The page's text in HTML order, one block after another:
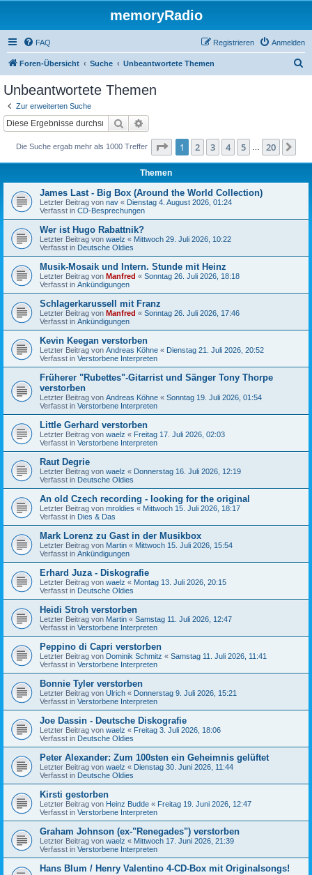
memoryRadio
FAQ Anmelden
Registrieren
Foren-Übersicht Suche Unbeantwortete Themen
Unbeantwortete Themen
Zur erweiterten Suche
Suche
Die Suche ergab mehr als 1000 Treffer Seite 1von 20
1 2 3 4 5 20
Themen
James Last - Big Box (Around the World Collection)
Letzter Beitrag von nav « Dienstag 4. August 2026, 01:24
Verfasst in CD-Besprechungen
Wer ist Hugo Rabattnik?
Letzter Beitrag von waelz « Mittwoch 29. Juli 2026, 10:22
Verfasst in Deutsche Oldies
Musik-Mosaik und Intern. Stunde mit Heinz
Letzter Beitrag von Manfred « Sonntag 26. Juli 2026, 18:18
Verfasst in Ankündigungen
Schlagerkarussell mit Franz
Letzter Beitrag von Manfred « Sonntag 26. Juli 2026, 17:46
Verfasst in Ankündigungen
Kevin Keegan verstorben
Letzter Beitrag von Andreas Köhne « Dienstag 21. Juli 2026, 20:52
Verfasst in Verstorbene Interpreten
Früherer "Rubettes"-Gitarrist und Sänger Tony Thorpe
verstorben
Letzter Beitrag von Andreas Köhne « Sonntag 19. Juli 2026, 01:54
Verfasst in Verstorbene Interpreten
Little Gerhard verstorben
Letzter Beitrag von waelz « Freitag 17. Juli 2026, 02:03
Verfasst in Verstorbene Interpreten
Raut Degrie
Letzter Beitrag von waelz « Donnerstag 16. Juli 2026, 12:19
Verfasst in Deutsche Oldies
An old Czech recording - looking for the original
Letzter Beitrag von mroldies « Mittwoch 15. Juli 2026, 18:17
Verfasst in Dies & Das
Mark Lorenz zu Gast in der Musikbox
Letzter Beitrag von Martin « Mittwoch 15. Juli 2026, 15:54
Verfasst in Ankündigungen
Erhard Juza - Diskografie
Letzter Beitrag von waelz « Montag 13. Juli 2026, 20:15
Verfasst in Deutsche Oldies
Heidi Stroh verstorben
Letzter Beitrag von Martin « Samstag 11. Juli 2026, 12:47
Verfasst in Verstorbene Interpreten
Peppino di Capri verstorben
Letzter Beitrag von Dominik Schmitz « Samstag 11. Juli 2026, 11:41
Verfasst in Verstorbene Interpreten
Bonnie Tyler verstorben
Letzter Beitrag von Ulrich « Donnerstag 9. Juli 2026, 15:21
Verfasst in Verstorbene Interpreten
Joe Dassin - Deutsche Diskografie
Letzter Beitrag von waelz « Freitag 3. Juli 2026, 18:06
Verfasst in Deutsche Oldies
Peter Alexander: Zum 100sten ein Geheimnis gelüftet
Letzter Beitrag von waelz « Dienstag 30. Juni 2026, 11:44
Verfasst in Deutsche Oldies
Kirsti gestorben
Letzter Beitrag von Heinz Budde « Freitag 19. Juni 2026, 12:47
Verfasst in Verstorbene Interpreten
Graham Johnson (ex-"Renegades") verstorben
Letzter Beitrag von waelz « Mittwoch 17. Juni 2026, 21:39
Verfasst in Verstorbene Interpreten
Hans Blum / Henry Valentino 4-CD-Box mit Originalsongs!